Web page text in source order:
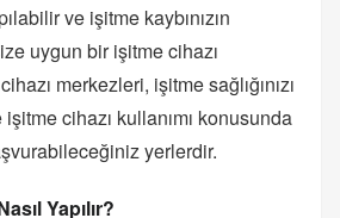
ve işitme kaybınızın
uygun bir işitme cihazı
merkezleri, işitme sağlığınızı
cihazı kullanımı konusunda
yerlerdir.
Yapılır?